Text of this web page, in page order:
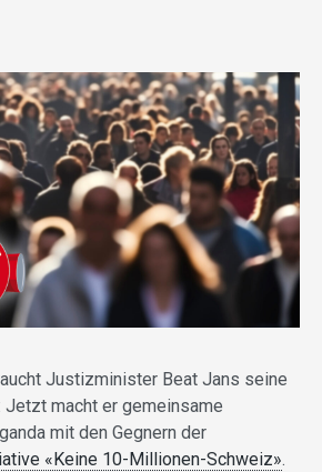
Justizminister Beat Jans seine
Jetzt macht er gemeinsame
mit den Gegnern der
«Keine 10-Millionen-Schweiz».